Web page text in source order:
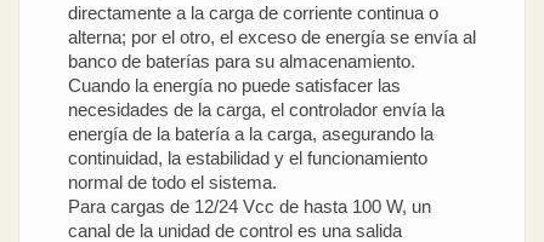
directamente a la carga de corriente continua o
alterna; por el otro, el exceso de energía se envía al
banco de baterías para su almacenamiento.
Cuando la energía no puede satisfacer las
necesidades de la carga, el controlador envía la
energía de la batería a la carga, asegurando la
continuidad, la estabilidad y el funcionamiento
normal de todo el sistema.
Para cargas de 12/24 Vcc de hasta 100 W, un
canal de la unidad de control es una salida